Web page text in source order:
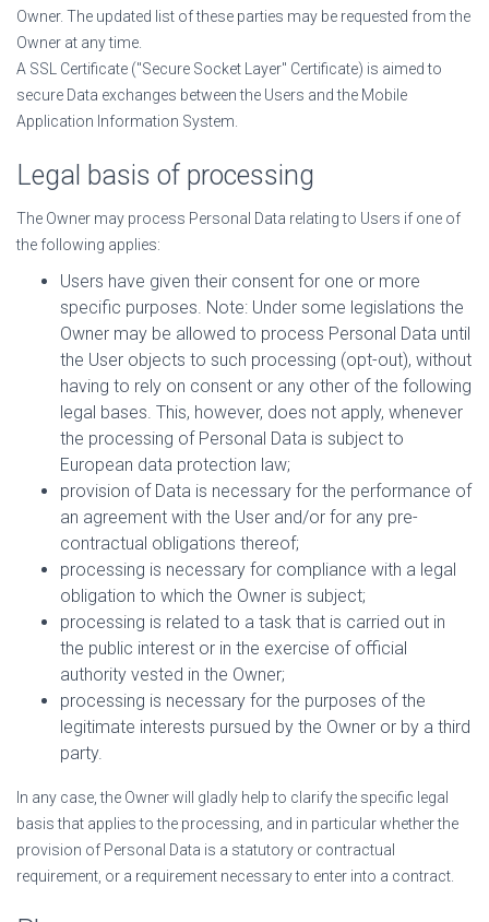
Owner. The updated list of these parties may be requested from the
Owner at any time.
A SSL Certificate ("Secure Socket Layer" Certificate) is aimed to
secure Data exchanges between the Users and the Mobile
Application Information System.
Legal basis of processing
The Owner may process Personal Data relating to Users if one of
the following applies:
Users have given their consent for one or more
specific purposes. Note: Under some legislations the
Owner may be allowed to process Personal Data until
the User objects to such processing (opt-out), without
having to rely on consent or any other of the following
legal bases. This, however, does not apply, whenever
the processing of Personal Data is subject to
European data protection law;
provision of Data is necessary for the performance of
an agreement with the User and/or for any pre-
contractual obligations thereof;
processing is necessary for compliance with a legal
obligation to which the Owner is subject;
processing is related to a task that is carried out in
the public interest or in the exercise of official
authority vested in the Owner;
processing is necessary for the purposes of the
legitimate interests pursued by the Owner or by a third
party.
In any case, the Owner will gladly help to clarify the specific legal
basis that applies to the processing, and in particular whether the
provision of Personal Data is a statutory or contractual
requirement, or a requirement necessary to enter into a contract.